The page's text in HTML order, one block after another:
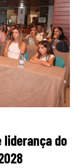
liderança do